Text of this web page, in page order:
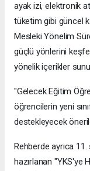
ayak izi, elektronik
tüketim gibi güncel
Mesleki Yönelim
güçlü yönlerini
yönelik içerikler
"Gelecek Eğitim
öğrencilerin yeni
destekleyecek
Rehberde ayrıca 11.
hazırlanan "YKS'ye